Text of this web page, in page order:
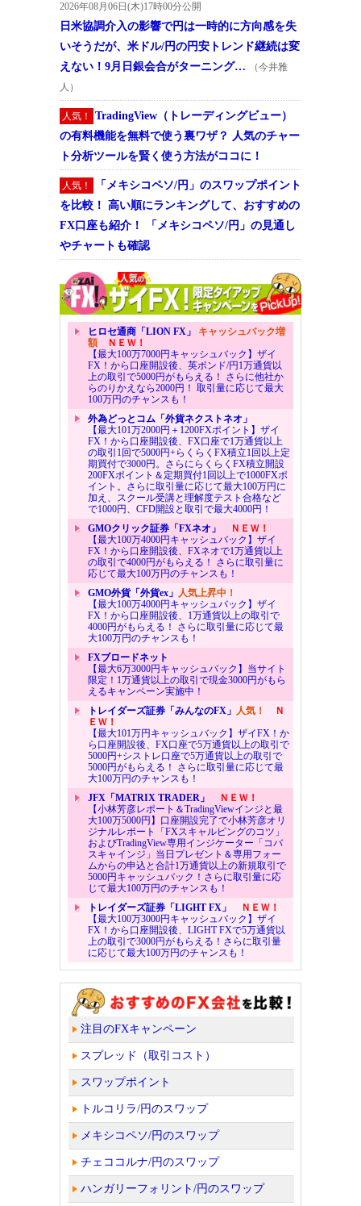
2026年08月06日(木)17時00分公開
日米協調介入の影響で円は一時的に方向感を失
いそうだが、米ドル/円の円安トレンド継続は変
えない！9月日銀会合がターニング…
（今井雅
人）
人気！
TradingView（トレーディングビュー）
の有料機能を無料で使う裏ワザ？ 人気のチャー
ト分析ツールを賢く使う方法がココに！
人気！
「メキシコペソ/円」のスワップポイント
を比較！ 高い順にランキングして、おすすめの
FX口座も紹介！ 「メキシコペソ/円」の見通し
やチャートも確認
ヒロセ通商「LION FX」 キャッシュバック増
額ＮＥＷ！
【最大100万7000円キャッシュバック】ザイ
FX！から口座開設後、英ポンド/円1万通貨以
上の取引で5000円がもらえる！ さらに他社か
らのりかえなら2000円！ 取引量に応じて最大
100万円のチャンスも！
外為どっとコム「外貨ネクストネオ」
【最大101万2000円＋1200FXポイント】ザイ
FX！から口座開設後、FX口座で1万通貨以上
の取引1回で5000円+らくらくFX積立1回以上定
期買付で3000円。さらにらくらくFX積立開設
200FXポイント＆定期買付1回以上で1000FXポ
イント。さらに取引量に応じて最大100万円に
加え、スクール受講と理解度テスト合格など
で1000円、CFD開設と取引で最大4000円！
GMOクリック証券「FXネオ」
ＮＥＷ！
【最大100万4000円キャッシュバック】ザイ
FX！から口座開設後、FXネオで1万通貨以上
の取引で4000円がもらえる！ さらに取引量に
応じて最大100万円のチャンスも！
GMO外貨「外貨ex」 人気上昇中！
【最大100万4000円キャッシュバック】ザイ
FX！から口座開設後、1万通貨以上の取引で
4000円がもらえる！ さらに取引量に応じて最
大100万円のチャンスも！
FXブロードネット
【最大6万3000円キャッシュバック】当サイト
限定！1万通貨以上の取引で現金3000円がもら
えるキャンペーン実施中！
トレイダーズ証券「みんなのFX」 人気！
Ｎ
ＥＷ！
【最大101万円キャッシュバック】ザイFX！か
ら口座開設後、FX口座で5万通貨以上の取引で
5000円+シストレ口座で5万通貨以上の取引で
5000円がもらえる！ さらに取引量に応じて最
大100万円のチャンスも！
JFX「MATRIX TRADER」
ＮＥＷ！
【小林芳彦レポート＆TradingViewインジと最
大100万5000円】口座開設完了で小林芳彦オリ
ジナルレポート「FXスキャルピングのコツ」
およびTradingView専用インジケーター「コバ
スキャインジ」当日プレゼント＆専用フォー
ムからの申込と合計1万通貨以上の新規取引で
5000円キャッシュバック！さらに取引量に応
じて最大100万円のチャンスも！
トレイダーズ証券「LIGHT FX」
ＮＥＷ！
【最大100万3000円キャッシュバック】ザイ
FX！から口座開設後、LIGHT FXで5万通貨以
上の取引で3000円がもらえる！さらに取引量
に応じて最大100万円のチャンスも！
注目のFXキャンペーン
スプレッド（取引コスト）
スワップポイント
トルコリラ/円のスワップ
メキシコペソ/円のスワップ
チェココルナ/円のスワップ
ハンガリーフォリント/円のスワップ